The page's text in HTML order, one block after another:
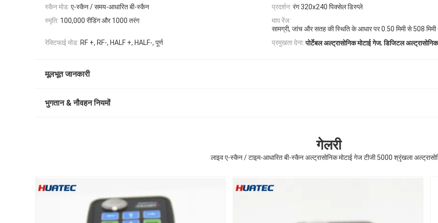
स्कैन मोड: ए-स्कैन / समय-आधारित बी-स्कैन प्रदर्शन: रंग 320x240 पिक्सेल डिस्प्ले
स्मृति: 100,000 रीडिंग और 1000 तरंग
माप रेंज:
सामग्री, जांच और सतह की स्थिति के आधार पर 0.50 मिमी से 508
रेक्टिफाई मोड: RF +, RF-, HALF +, HALF-, पूर्ण प्रमुखता देना: पोर्टेबल अल्ट्रासोनिक मोटाई गेज,डिजिटल
मूलभूत जानकारी
भुगतान & नौवहन नियमों
गेलरी
लाइव ए-स्कैन / टाइम-आधारित बी-स्कैन अल्ट्रासोनिक मोटाई गेज टीजी 5000 श्रृंखला